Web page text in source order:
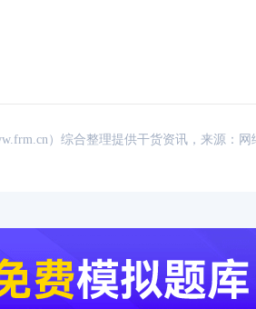
）综合整理提供干货资讯，来源：